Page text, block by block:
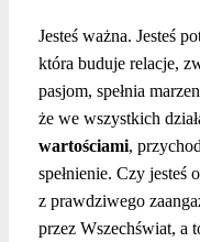
Jesteś ważna. Jesteś
która buduje relacje,
pasjom, spełnia
że we wszystkich
wartościami,
spełnienie. Czy jesteś
z prawdziwego
przez Wszechświat, a